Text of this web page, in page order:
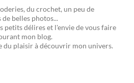
du crochet, un peu de
belles photos...
petits délires et l'envie de vous faire
mon blog.
du plaisir à découvrir mon univers.